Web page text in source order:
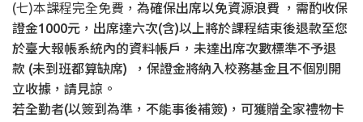
(七)本課程完全免費， 為確保出席以免資源浪費
，需酌收保
證金1000元，出席達六次(含)以上將於課程結束後退款至您
於臺大報帳系統內的資料帳戶，未達出席次數標準不予退
款 (未到班都算缺席)
，保證金將納入校務基金且不個別開
立收據，請見諒。
若全勤者(以簽到為準，不能事後補簽)，可獲贈全家禮物卡